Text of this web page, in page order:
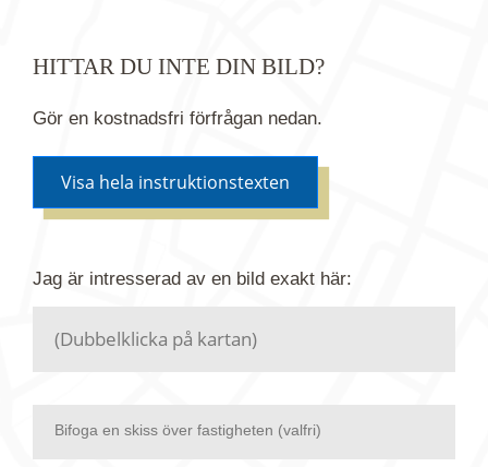
HITTAR DU INTE DIN BILD?
Gör en kostnadsfri förfrågan nedan.
Visa hela instruktionstexten
förfrågan. Vi har flera miljoner bilder i vårt arkiv
Jag är intresserad av en bild exakt här:
Bifoga en skiss över fastigheten (valfri)